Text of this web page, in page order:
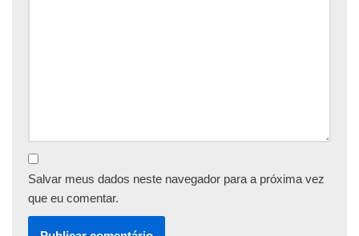
Salvar meus dados neste navegador para a próxima vez
que eu comentar.